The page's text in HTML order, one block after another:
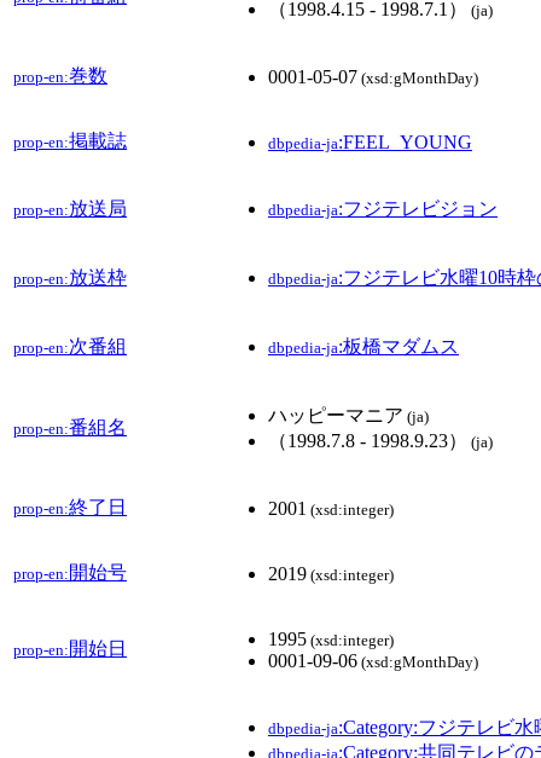
（1998.4.15 ‐ 1998.7.1） (ja)
prop-en:巻数 0001-05-07 (xsd:gMonthDay)
prop-en:掲載誌 dbpedia-ja:FEEL_YOUNG
prop-en:放送局 dbpedia-ja:フジテレビジョン
prop-en:放送枠 dbpedia-ja:フジテレビ水曜10時
prop-en:次番組 dbpedia-ja:板橋マダムス
prop-en:番組名
ハッピーマニア (ja)
（1998.7.8 ‐ 1998.9.23） (ja)
prop-en:終了日 2001 (xsd:integer)
prop-en: 開始号 2019 (xsd:integer)
prop-en: 開始日 1995 (xsd:integer)
0001-09-06 (xsd:gMonthDay)
dbpedia-ja:Category:フジテレビ
dbpedia-ja:Category:共同テレビ